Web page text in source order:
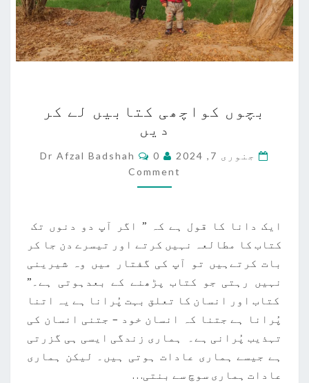
کواچھی
کتابیں
لے
کر
دیں
بچوں کواچھی کتابیں لے کر
دیں
جنوری 7, 2024 Dr Afzal Badshah
Comments 0
Comment
ایک دانا کا قول ہے کہ ” اگر آپ دو دنوں تک
کتاب کا مطالعہ نہیں کرتے اور تیسرے دن جا کر
بات کرتےہیں تو آپ کی گفتار میں وہ شیرینی
نہیں رہتی جو کتاب پڑھنے کے بعدہوتی ہے۔”
کتاب اور انسان کا تعلق بہت پُرانا ہے یہ اتنا
پُرانا ہے جتنا کہ انسان خود – جتنی انسان کی
تہذیب پُرانی ہے۔ ہماری زندگی ایسی ہی گزرتی
ہے جیسے ہماری عادات ہوتی ہیں۔ لیکن ہماری
عادات ہماری سوچ سے بنتی…